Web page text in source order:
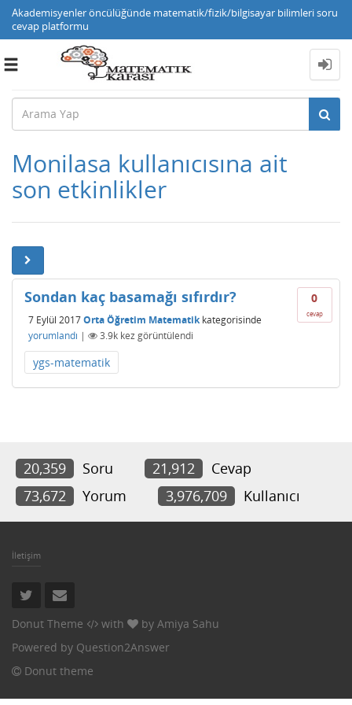
Akademisyenler öncülüğünde matematik/fizik/bilgisayar bilimleri soru
cevap platformu
Toggle
Monilasa kullanıcısına ait
son etkinlikler
0
cevap
Sondan kaç basamağı sıfırdır?
7 Eylül 2017Orta Öğretim Matematikkategorisinde
yorumlandı | 3.9k kez görüntülendi
ygs-matematik
20,359 Soru 21,912
Cevap
73,672
Yorum 3,976,709 Kullanıcı
İletişim
Donut Theme with by Amiya Sahu
Powered by Question2Answer
Donut theme